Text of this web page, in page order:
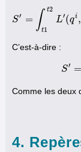
S′ = ∫ t2
t1
L′(qi,
S′=∫t1t2
C’est-à-dire :
S′ =
Comme les deux
4.